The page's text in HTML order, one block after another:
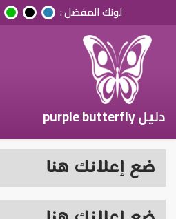
لونك المفضل :
دليل purple butterfly